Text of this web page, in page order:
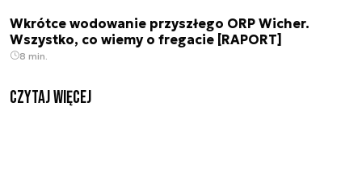
Wkrótce wodowanie przyszłego ORP Wicher.
Wszystko, co wiemy o fregacie [RAPORT]
8 min.
czytaj więcej